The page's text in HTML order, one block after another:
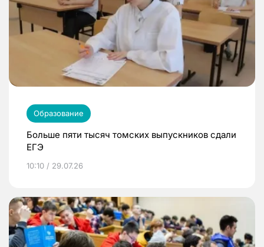
Образование
Больше пяти тысяч томских выпускников сдали
ЕГЭ
10:10 / 29.07.26